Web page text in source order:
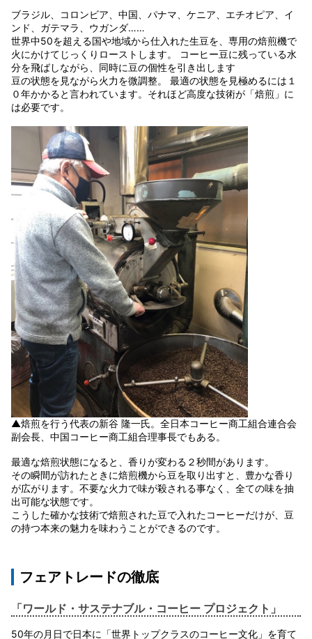
ブラジル、コロンビア、中国、パナマ、ケニア、エチオピア、イ
ンド、ガテマラ、ウガンダ……
世界中50を超える国や地域から仕入れた生豆を、専用の焙煎機で
火にかけてじっくりローストします。 コーヒー豆に残っている水
分を飛ばしながら、同時に豆の個性を引き出します
豆の状態を見ながら火力を微調整。 最適の状態を見極めるには１
０年かかると言われています。それほど高度な技術が「焙煎」に
は必要です。
▲焙煎を行う代表の新谷 隆一氏。全日本コーヒー商工組合連合会
副会長、中国コーヒー商工組合理事長でもある。
最適な焙煎状態になると、香りが変わる２秒間があります。
その瞬間が訪れたときに焙煎機から豆を取り出すと、豊かな香り
が広がります。不要な火力で味が殺される事なく、全ての味を抽
出可能な状態です。
こうした確かな技術で焙煎された豆で入れたコーヒーだけが、豆
の持つ本来の魅力を味わうことができるのです。
フェアトレードの徹底
「ワールド・サステナブル・コーヒー プロジェクト」
50年の月日で日本に「世界トップクラスのコーヒー文化」を育て